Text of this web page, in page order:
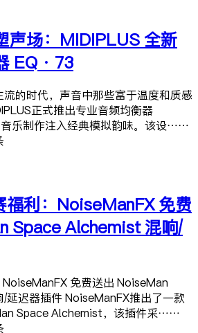
声场：MIDIPLUS 全新
EQ·73
的时代，声音中那些富于温度和质感
正式推出专业音频均衡器
乐制作注入经典模拟韵味。该设……
福利：NoiseManFX 免费
Space Alchemist 混响/
免费送出 NoiseMan
迟器插件 NoiseManFX推出了一款
Space Alchemist，该插件采……